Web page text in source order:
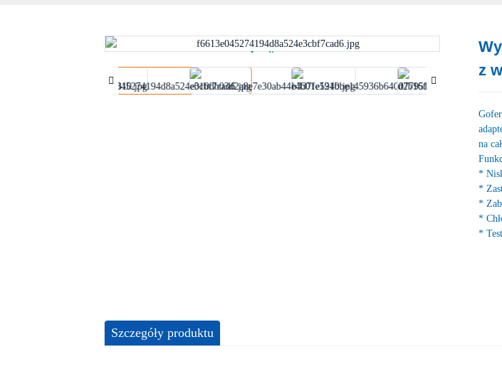
Loading...
Loading...
z
na
*
*
*
*
*
Szczegóły produktu